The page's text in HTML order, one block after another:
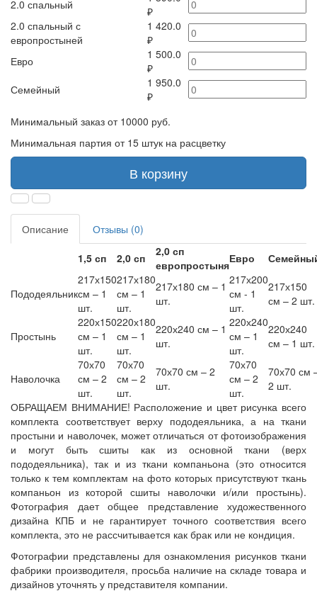
2.0 спальный
₽
2.0 спальный с
европростыней
1 420.0
₽
Евро
1 500.0
₽
Семейный
1 950.0
₽
Минимальный заказ от 10000 руб.
Минимальная партия от 15 штук на расцветку
В корзину
Описание Отзывы (0)
1,5 сп 2,0 сп
2,0 сп
европростыняЕвро
Пододеяльник
217х150
см – 1
шт.
217х180
см – 1
шт.
217х180 см – 1
шт.
217х200
см - 1
шт.
217х150
см – 2 шт.
Простынь
220х150
см – 1
шт.
220х180
см – 1
шт.
220х240 см – 1
шт.
220х240
см – 1
шт.
220х240
см – 1 шт.
Наволочка
70х70
см – 2
шт.
70х70
см – 2
шт.
70х70 см – 2
шт.
70х70
см – 2
шт.
70х70 см
2 шт.
ОБРАЩАЕМ ВНИМАНИЕ! Расположение и цвет рисунка всего
комплекта соответствует верху пододеяльника, а на ткани
простыни и наволочек, может отличаться от фотоизображения
и могут быть сшиты как из основной ткани (верх
пододеяльника), так и из ткани компаньона (это относится
только к тем комплектам на фото которых присутствуют ткань
компаньон из которой сшиты наволочки и/или простынь).
Фотография дает общее представление художественного
дизайна КПБ и не гарантирует точного соответствия всего
комплекта, это не рассчитывается как брак или не кондиция.
Фотографии представлены для ознакомления рисунков ткани
фабрики производителя, просьба наличие на складе товара и
дизайнов уточнять у представителя компании.